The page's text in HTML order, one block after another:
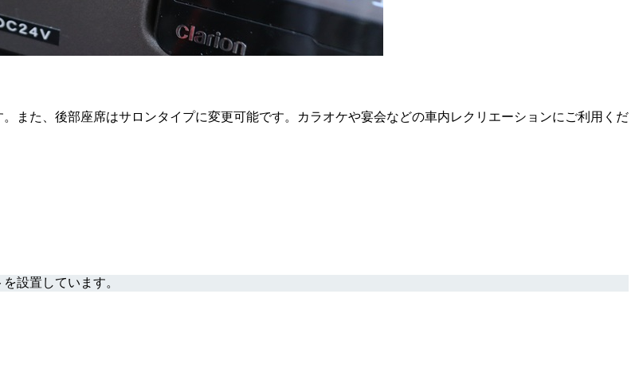
また、後部座席はサロンタイプに変更可能です。カラオケや宴会などの車内レクリエーションにご利用くだ
設置しています。